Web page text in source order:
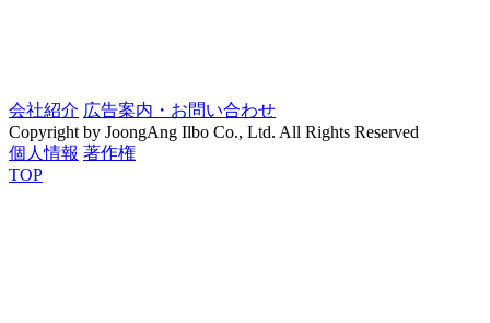
会社紹介 広告案内・お問い合わせ
Copyright by JoongAng Ilbo Co., Ltd. All Rights Reserved
個人情報 著作権
TOP